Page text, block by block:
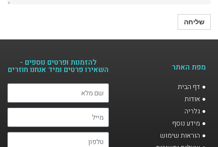
מפת האתר
דף הבית
אודות
גלריה
מידע נוסף
הוראות שימוש
להזמנות ופרטים נוספים -
השאירו פרטים ומיד אנחנו חוזרים​